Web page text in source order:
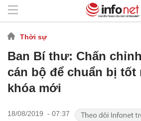
Thời sự
Ban Bí thư: Chấn
cán bộ để chuẩn bị tốt
khóa mới
18/08/2019 - 07:37